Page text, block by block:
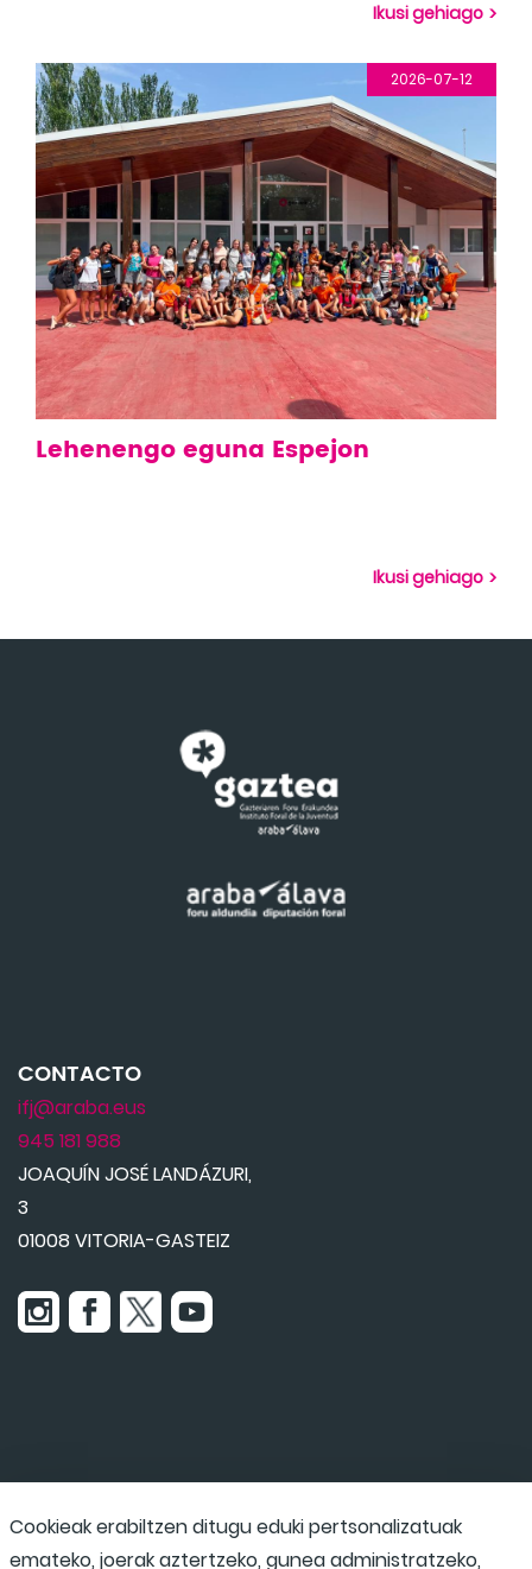
Ikusi gehiago
2026-07-12
Lehenengo eguna Espejon
Ikusi gehiago
Udaraba
CONTACTO
ifj@araba.eus
945 181 988
JOAQUÍN JOSÉ LANDÁZURI,
3
01008 VITORIA-GASTEIZ
Cookieak erabiltzen ditugu eduki pertsonalizatuak
emateko, joerak aztertzeko, gunea administratzeko,